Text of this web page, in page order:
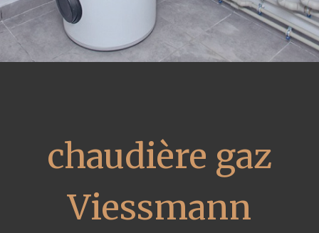
chaudière gaz
Viessmann